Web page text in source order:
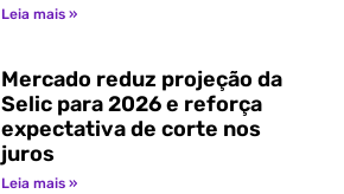
Leia mais »
Mercado reduz projeção da
Selic para 2026 e reforça
expectativa de corte nos
juros
Leia mais »